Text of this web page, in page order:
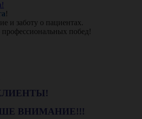
!
и заботу о пациентах.
побед!
ВНИМАНИЕ!!!